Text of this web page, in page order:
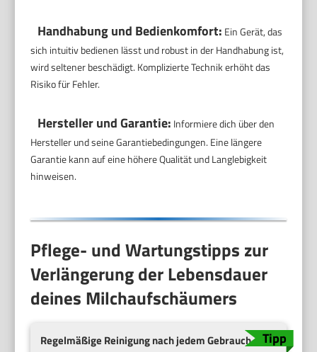
Handhabung und Bedienkomfort: Ein Gerät, das
sich intuitiv bedienen lässt und robust in der Handhabung ist,
wird seltener beschädigt. Komplizierte Technik erhöht das
Risiko für Fehler.
Hersteller und Garantie: Informiere dich über den
Hersteller und seine Garantiebedingungen. Eine längere
Garantie kann auf eine höhere Qualität und Langlebigkeit
hinweisen.
Pflege- und Wartungstipps zur
Verlängerung der Lebensdauer
deines Milchaufschäumers
Regelmäßige Reinigung nach jedem Gebrauch